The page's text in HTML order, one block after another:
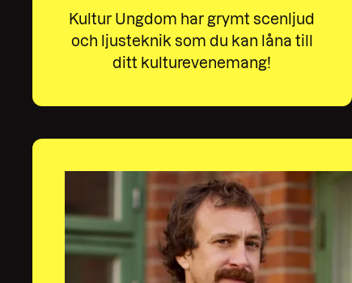
Kultur Ungdom har grymt scenljud
och ljusteknik som du kan låna till
ditt kulturevenemang!